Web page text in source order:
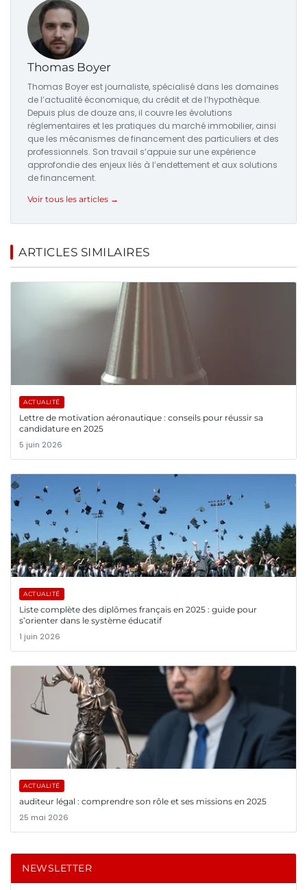
Thomas Boyer
Thomas Boyer est journaliste, spécialisé dans les domaines
de l’actualité économique, du crédit et de l’hypothèque.
Depuis plus de douze ans, il couvre les évolutions
réglementaires et les pratiques du marché immobilier, ainsi
que les mécanismes de financement des particuliers et des
professionnels. Son travail s’appuie sur une expérience
approfondie des enjeux liés à l’endettement et aux solutions
de financement.
Voir tous les articles →
ARTICLES SIMILAIRES
ACTUALITÉ
Lettre de motivation aéronautique : conseils pour réussir sa
candidature en 2025
5 juin 2026
ACTUALITÉ
Liste complète des diplômes français en 2025 : guide pour
s’orienter dans le système éducatif
1 juin 2026
ACTUALITÉ
auditeur légal : comprendre son rôle et ses missions en 2025
25 mai 2026
NEWSLETTER